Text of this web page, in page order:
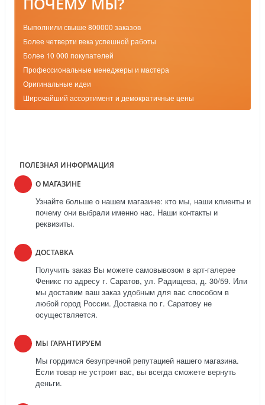
Выполнили свыше 800000 заказов
Более четверти века успешной работы
Более 10 000 покупателей
Профессиональные менеджеры и мастера
Оригинальные идеи
Широчайший ассортимент и демократичные цены
ПОЛЕЗНАЯ ИНФОРМАЦИЯ
О МАГАЗИНЕ
Узнайте больше о нашем магазине: кто мы, наши клиенты и
почему они выбрали именно нас. Наши контакты и
реквизиты.
ДОСТАВКА
Получить заказ Вы можете самовывозом в арт-галерее
Феникс по адресу г. Саратов, ул. Радищева, д. 30/59. Или
мы доставим ваш заказ удобным для вас способом в
любой город России. Доставка по г. Саратову не
осуществляется.
МЫ ГАРАНТИРУЕМ
Мы гордимся безупречной репутацией нашего магазина.
Если товар не устроит вас, вы всегда сможете вернуть
деньги.